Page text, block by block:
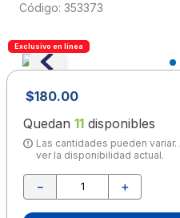
: 353373
Exclusivo en línea
$180.00
Quedan 11 disponibles
Las cantidades pueden
ver la disponibilidad actual.
＋
－
colores
6.
boligrafo
7.
escritorio
8.
sacapuntas
9.
lapiz
escolar